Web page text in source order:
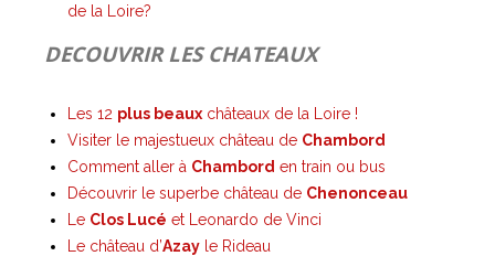
de la Loire?
DECOUVRIR LES CHATEAUX
Les 12 plus beaux châteaux de la Loire !
Visiter le majestueux château de Chambord
Comment aller à Chambord en train ou bus
Découvrir le superbe château de Chenonceau
Le Clos Lucé et Leonardo de Vinci
Le château d’Azay le Rideau